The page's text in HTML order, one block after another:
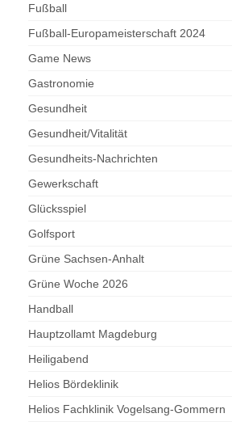
Fußball
Fußball-Europameisterschaft 2024
Game News
Gastronomie
Gesundheit
Gesundheit/Vitalität
Gesundheits-Nachrichten
Gewerkschaft
Glücksspiel
Golfsport
Grüne Sachsen-Anhalt
Grüne Woche 2026
Handball
Hauptzollamt Magdeburg
Heiligabend
Helios Bördeklinik
Helios Fachklinik Vogelsang-Gommern